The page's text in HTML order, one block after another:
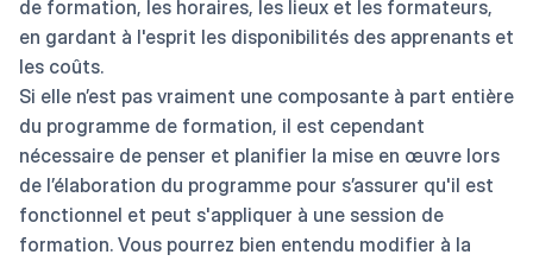
de formation, les horaires, les lieux et les formateurs,
en gardant à l'esprit les disponibilités des apprenants et
les coûts.
Si elle n’est pas vraiment une composante à part entière
du programme de formation, il est cependant
nécessaire de penser et planifier la mise en œuvre lors
de l’élaboration du programme pour s’assurer qu'il est
fonctionnel et peut s'appliquer à une session de
formation. Vous pourrez bien entendu modifier à la